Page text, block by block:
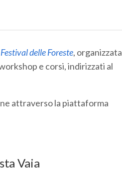
delle Foreste, organizzata
e corsi, indirizzati al
attraverso la piattaforma
Vaia